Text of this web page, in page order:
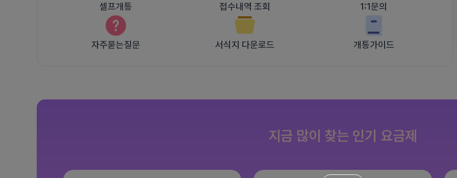
셀프개통 접수내역 조회 1:1문의
자주묻는질문 서식지 다운로드 개통가이드
지금 많이 찾는 인기 요금제